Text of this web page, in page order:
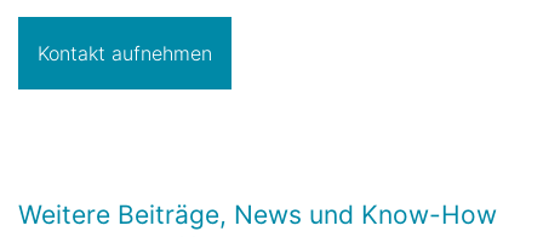
Kontakt aufnehmen
Weitere Beiträge, News und Know-How